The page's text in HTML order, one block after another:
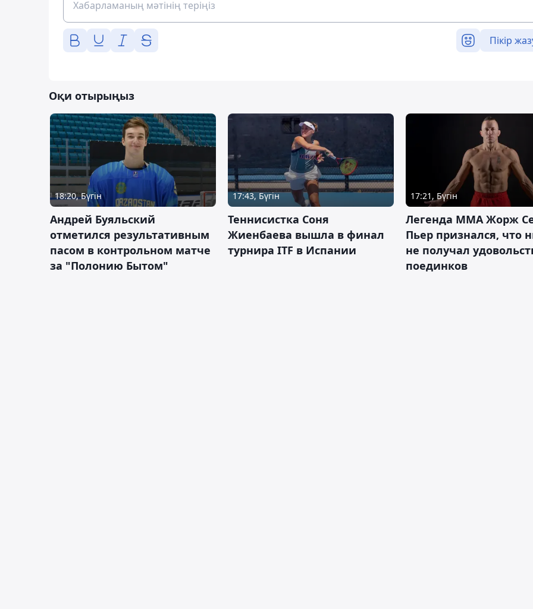
Пікір
Оқи отырыңыз
18:20, Бүгін
Андрей Буяльский
отметился результативным
пасом в контрольном матче
за "Полонию Бытом"
17:43, Бүгін
Теннисистка Соня
Жиенбаева вышла в финал
турнира ITF в Испании
17:21, Бүгін
Легенда ММА Жорж
Пьер признался, что
не получал
поединков